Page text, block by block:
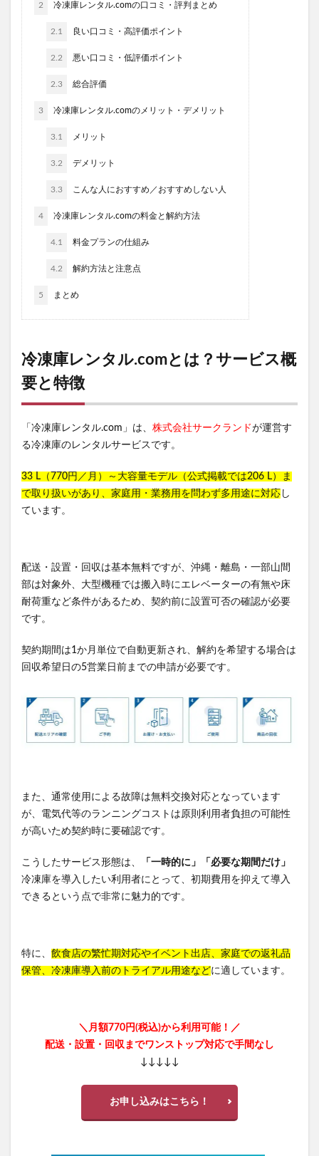
2 冷凍庫レンタル.comの口コミ・評判まとめ
2.1 良い口コミ・高評価ポイント
2.2 悪い口コミ・低評価ポイント
2.3 総合評価
3 冷凍庫レンタル.comのメリット・デメリット
3.1 メリット
3.2 デメリット
3.3 こんな人におすすめ／おすすめしない人
4 冷凍庫レンタル.comの料金と解約方法
4.1 料金プランの仕組み
4.2 解約方法と注意点
5 まとめ
冷凍庫レンタル.comとは？サービス概
要と特徴
「冷凍庫レンタル.com」は、 株式会社サークランドが運営す
る冷凍庫のレンタルサービスです。
33 L（770円／月）～大容量モデル（公式掲載では206 L）ま
で取り扱いがあり、家庭用・業務用を問わず多用途に対応 し
ています。
配送・設置・回収は基本無料ですが、沖縄・離島・一部山間
部は対象外、大型機種では搬入時にエレベーターの有無や床
耐荷重など条件があるため、契約前に設置可否の確認が必要
です。
契約期間は1か月単位で自動更新され、解約を希望する場合は
回収希望日の5営業日前までの申請が必要です。
また、通常使用による故障は無料交換対応となっています
が、電気代等のランニングコストは原則利用者負担の可能性
が高いため契約時に要確認です。
こうしたサービス形態は、
「一時的に」「必要な期間だけ」
冷凍庫を導入したい利用者にとって、初期費用を抑えて導入
できるという点で非常に魅力的です。
特に、 飲食店の繁忙期対応やイベント出店、家庭での返礼品
保管、冷凍庫導入前のトライアル用途などに適しています。
＼月額770円(税込)から利用可能！／
配送・設置・回収までワンストップ対応で手間なし
↓↓↓↓↓
お申し込みはこちら！